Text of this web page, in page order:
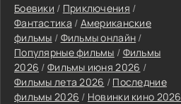
Боевики / Приключения /
Фантастика / Американские
фильмы / Фильмы онлайн /
Популярные фильмы / Фильмы
2026 / Фильмы июня 2026 /
Фильмы лета 2026 / Последние
фильмы 2026 / Новинки кино 2026